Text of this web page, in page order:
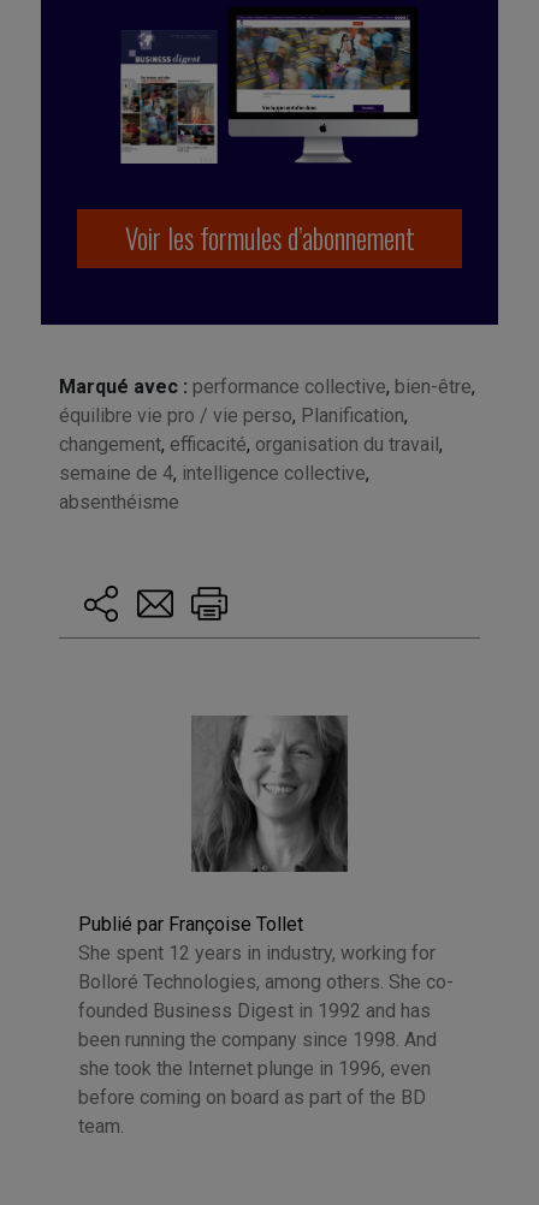
Voir les formules d’abonnement
Marqué avec : performance collective, bien-être,
équilibre vie pro / vie perso, Planification,
changement, efficacité, organisation du travail,
semaine de 4, intelligence collective,
absenthéisme
Publié par Françoise Tollet
She spent 12 years in industry, working for
Bolloré Technologies, among others. She co-
founded Business Digest in 1992 and has
been running the company since 1998. And
she took the Internet plunge in 1996, even
before coming on board as part of the BD
team.